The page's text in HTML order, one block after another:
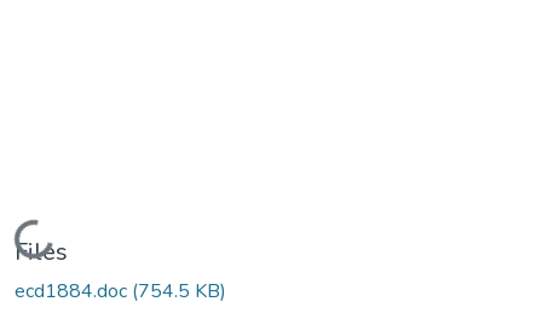
Loading...
Files
ecd1884.doc (754.5 KB)